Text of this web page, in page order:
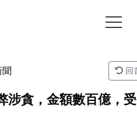
回
涉貪，金額數百億，